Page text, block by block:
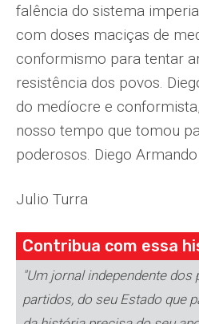
falência do sistema
com doses maciças de
conformismo para tentar
resistência dos povos.
do medíocre e
nosso tempo que tomou
poderosos. Diego
Julio Turra
Contribua com essa
"Um jornal independente dos
partidos, do seu Estado que